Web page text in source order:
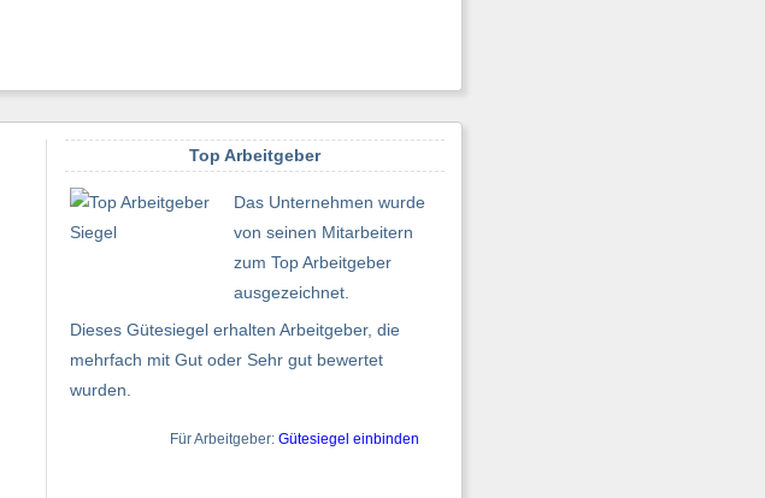
Top Arbeitgeber
Das Unternehmen wurde
von seinen Mitarbeitern
zum Top Arbeitgeber
ausgezeichnet.
Dieses Gütesiegel erhalten Arbeitgeber, die
mehrfach mit Gut oder Sehr gut bewertet
wurden.
Für Arbeitgeber: Gütesiegel einbinden